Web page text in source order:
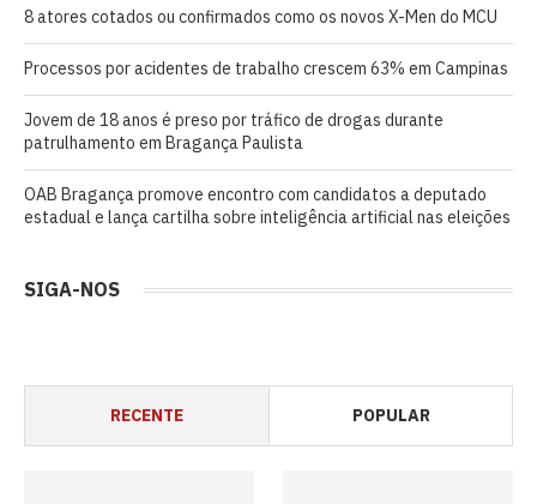
8 atores cotados ou confirmados como os novos X-Men do MCU
Processos por acidentes de trabalho crescem 63% em Campinas
Jovem de 18 anos é preso por tráfico de drogas durante
patrulhamento em Bragança Paulista
OAB Bragança promove encontro com candidatos a deputado
estadual e lança cartilha sobre inteligência artificial nas eleições
SIGA-NOS
RECENTE POPULAR